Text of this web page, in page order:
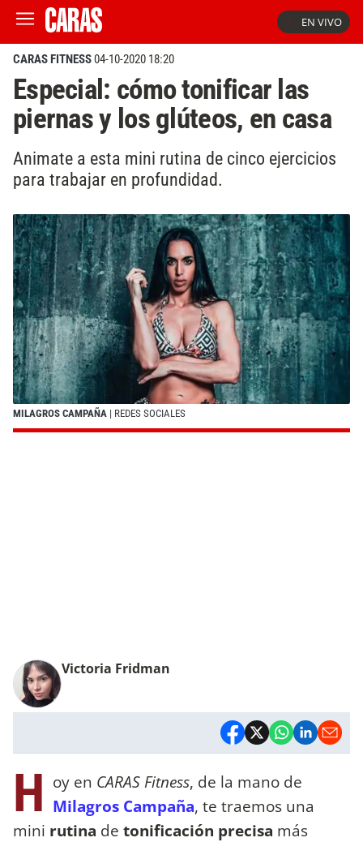
EN VIVO
CARAS FITNESS04-10-2020 18:20
Especial: cómo tonificar las
piernas y los glúteos, en casa
Animate a esta mini rutina de cinco ejercicios
para trabajar en profundidad.
MILAGROS CAMPAÑA | REDES SOCIALES
Victoria Fridman
H oy en CARAS Fitness, de la mano de
Milagros Campaña, te traemos una
mini rutina de tonificación precisa más